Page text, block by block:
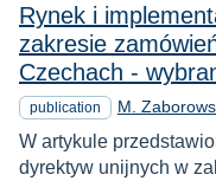
Rynek i
zakresie
Czechach -
publication M.
W artykule
dyrektyw unijnych w